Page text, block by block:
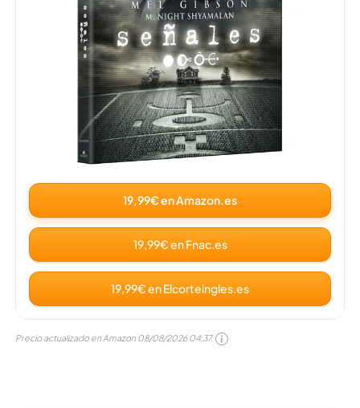
19,99€ en Amazon.es
19,99€ en Fnac.es
19,99€ en Elcorteingles.es
Precio actualizado en Amazon 08/08/2026 04:37